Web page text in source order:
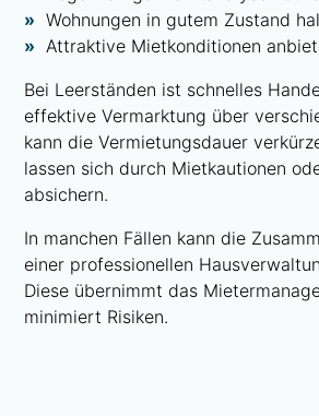
Wohnungen in gutem Zustand
Attraktive Mietkonditionen
Bei Leerständen ist schnelles
effektive Vermarktung über
kann die Vermietungsdauer
lassen sich durch Mietkautionen
absichern.
In manchen Fällen kann die
einer professionellen
Diese übernimmt das
minimiert Risiken.